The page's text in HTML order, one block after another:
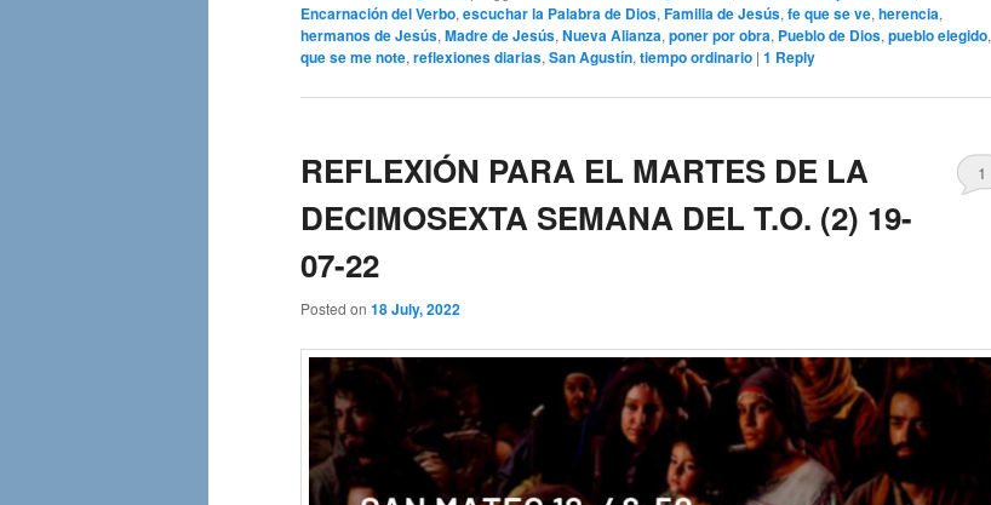
Encarnación del Verbo, escuchar la Palabra de Dios, Familia de Jesús, fe que se ve, herencia,
hermanos de Jesús, Madre de Jesús, Nueva Alianza, poner por obra, Pueblo de Dios, pueblo elegido,
que se me note, reflexiones diarias, San Agustín, tiempo ordinario | 1 Reply
REFLEXIÓN PARA EL MARTES DE LA
DECIMOSEXTA SEMANA DEL T.O. (2) 19-
07-22
Posted on 18 July, 2022
1